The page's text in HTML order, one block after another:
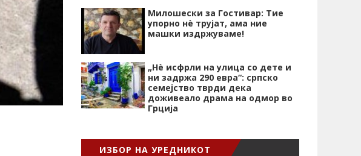
Милошески за Гостивар: Тие
упорно нѐ трујат, ама ние
машки издржуваме!
„Нѐ исфрли на улица со дете и
ни задржа 290 евра“: српско
семејство тврди дека
доживеало драма на одмор во
Грција
ИЗБОР НА УРЕДНИКОТ